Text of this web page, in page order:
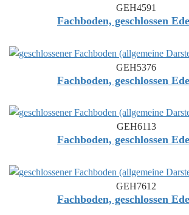
GEH4591
Fachboden, geschlossen
GEH5376
Fachboden, geschlossen
GEH6113
Fachboden, geschlossen
GEH7612
Fachboden, geschlossen